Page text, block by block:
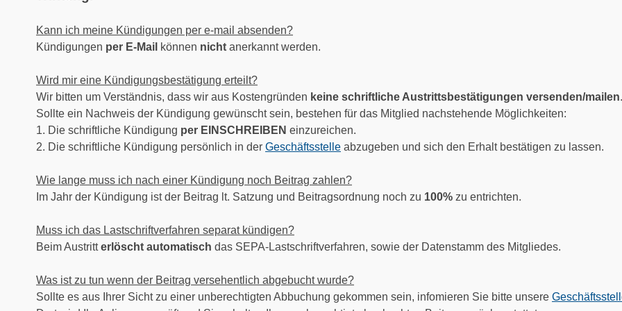
Kann ich meine Kündigungen per e-mail absenden?
Kündigungen per E-Mail können nicht anerkannt werden.
Wird mir eine Kündigungsbestätigung erteilt?
Wir bitten um Verständnis, dass wir aus Kostengründen keine schriftliche Austrittsbestätigungen versenden/mailen.
Sollte ein Nachweis der Kündigung gewünscht sein, bestehen für das Mitglied nachstehende Möglichkeiten:
1. Die schriftliche Kündigung per EINSCHREIBEN einzureichen.
2. Die schriftliche Kündigung persönlich in der Geschäftsstelle abzugeben und sich den Erhalt bestätigen zu lassen.
Wie lange muss ich nach einer Kündigung noch Beitrag zahlen?
Im Jahr der Kündigung ist der Beitrag lt. Satzung und Beitragsordnung noch zu 100% zu entrichten.
Muss ich das Lastschriftverfahren separat kündigen?
Beim Austritterlöscht automatisch das SEPA-Lastschriftverfahren, sowie der Datenstamm des Mitgliedes.
Was ist zu tun wenn der Beitrag versehentlich abgebucht wurde?
Sollte es aus Ihrer Sicht zu einer unberechtigten Abbuchung gekommen sein, infomieren Sie bitte unsere